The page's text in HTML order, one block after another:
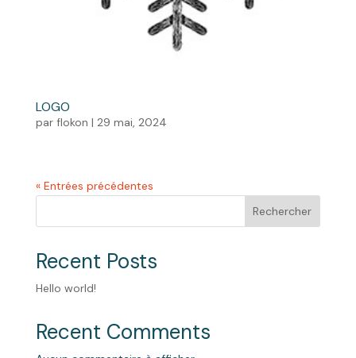
LOGO
par flokon | 29 mai, 2024
« Entrées précédentes
Rechercher
Recent Posts
Hello world!
Recent Comments